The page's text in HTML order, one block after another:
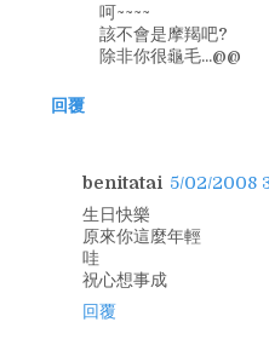
呵~~~~
該不會是摩羯吧?
除非你很龜毛...@@
回覆
benitatai 5/02/2008
生日快樂
原來你這麼年輕
哇
祝心想事成
回覆